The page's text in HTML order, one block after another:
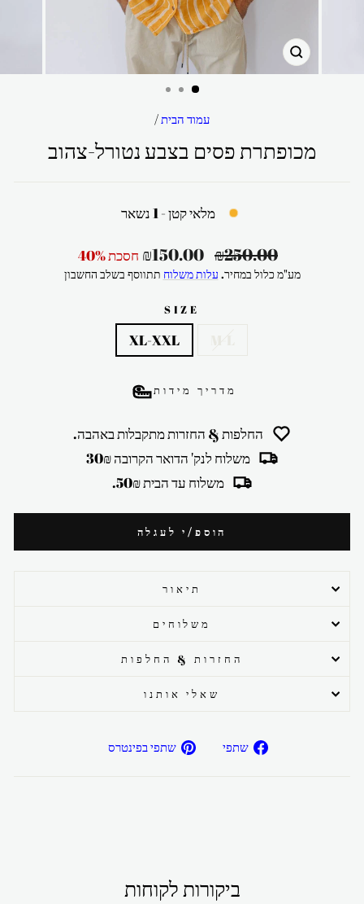
סגור
עמוד הבית/
מכופתרת פסים בצבע נטורל-צהוב
מלאי קטן - 1 נשאר
מחיר
רגיל
₪250.00 מחיר
מבצע
₪150.00 חסכת 40%
מע"מ כלול במחיר. עלות משלוח תתווסף בשלב החשבון
SIZE
XL-XXL
מדריך מידות
החלפות & החזרות מתקבלות באהבה.
משלוח לנק' הדואר הקרובה 30₪
משלוח עד הבית 50₪.
הוספ/י לעגלה
תיאור
משלוחים
החזרות & החלפות
שאלי אותנו
שתפי
שתפ/י שתפי בפינטרס
ביקורות לקוחות